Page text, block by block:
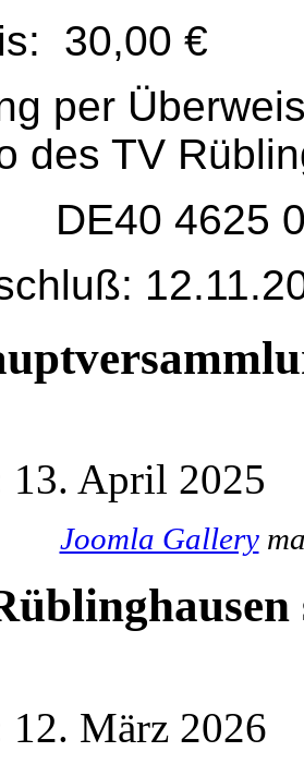
30,00 €
per
des TV
4625
13. April 2025
Joomla Gallery
12. März 2026